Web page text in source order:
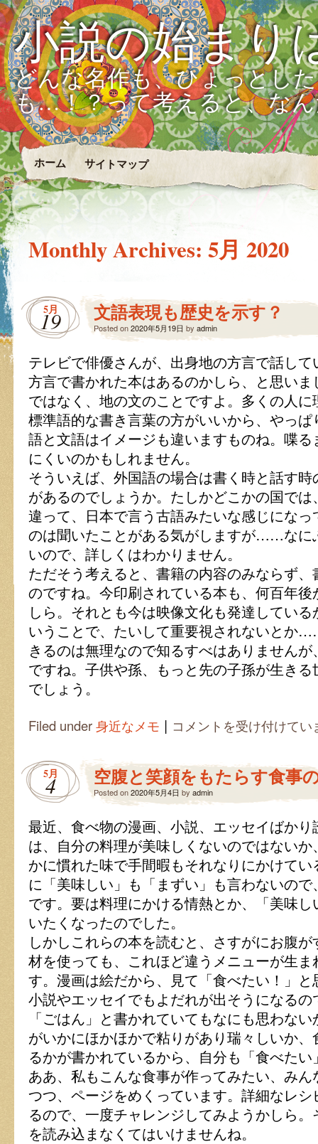
小説の始まり
どんな名作も、ひょっとし
も…！？って考えると、な
ホーム サイトマップ
Monthly Archives: 5月 2020
5月
19 文語表現も歴史を示す？
Posted on2020年5月19日 by admin
テレビで俳優さんが、出身地の方言で話し
方言で書かれた本はあるのかしら、と思い
ではなく、地の文のことですよ。多くの人
標準語的な書き言葉の方がいいから、やっ
語と文語はイメージも違いますものね。喋
にくいのかもしれません。
そういえば、外国語の場合は書く時と話す
があるのでしょうか。たしかどこかの国で
違って、日本で言う古語みたいな感じにな
のは聞いたことがある気がしますが……なに
いので、詳しくはわかりません。
ただそう考えると、書籍の内容のみならず
のですね。今印刷されている本も、何百年
しら。それとも今は映像文化も発達してい
いうことで、たいして重要視されないとか
きるのは無理なので知るすべはありません
ですね。子供や孫、もっと先の子孫が生き
でしょう。
Filed under身近なメモ |
文
語
も
歴
史
示
す？
は
コメントを受け付けてい
5月
4 空腹と笑顔をもたらす食事
Posted on2020年5月4日 by admin
最近、食べ物の漫画、小説、エッセイばか
は、自分の料理が美味しくないのではない
かに慣れた味で手間暇もそれなりにかけて
に「美味しい」も「まずい」も言わないの
です。要は料理にかける情熱とか、「美味
いたくなったのでした。
しかしこれらの本を読むと、さすがにお腹
材を使っても、これほど違うメニューが生
す。漫画は絵だから、見て「食べたい！」
小説やエッセイでもよだれが出そうになる
「ごはん」と書かれていてもなにも思わな
がいかにほかほかで粘りがあり瑞々しいか
るかが書かれているから、自分も「食べた
ああ、私もこんな食事が作ってみたい、み
つつ、ページをめくっています。詳細なレ
るので、一度チャレンジしてみようかしら
を読み込まなくてはいけませんね。